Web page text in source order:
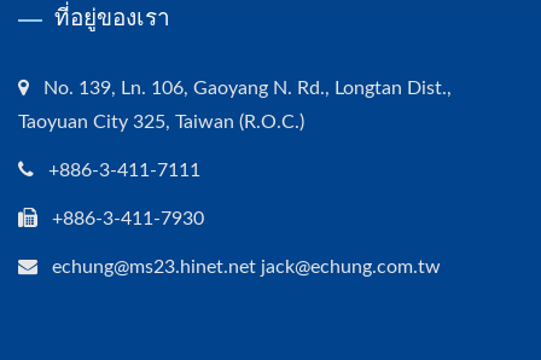
ที่อยู่ของเรา
No. 139, Ln. 106, Gaoyang N. Rd., Longtan Dist.,
Taoyuan City 325, Taiwan (R.O.C.)
+886-3-411-7111
+886-3-411-7930
echung@ms23.hinet.net jack@echung.com.tw